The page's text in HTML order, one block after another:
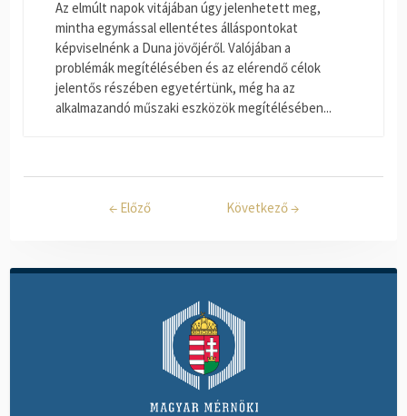
Az elmúlt napok vitájában úgy jelenhetett meg,
mintha egymással ellentétes álláspontokat
képviselnénk a Duna jövőjéről. Valójában a
problémák megítélésében és az elérendő célok
jelentős részében egyetértünk, még ha az
alkalmazandó műszaki eszközök megítélésében...
← Előző Következő→